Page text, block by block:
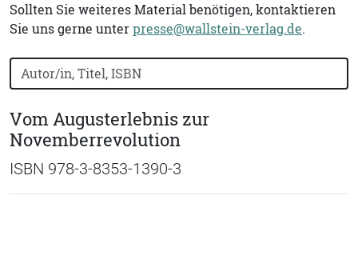
Sollten Sie weiteres Material benötigen, kontaktieren
Sie uns gerne unterpresse@wallstein-verlag.de.
Bücher nach Buchtitel, Autorennamen oder ISBN
Vom Augusterlebnis zur
Novemberrevolution
ISBN 978-3-8353-1390-3